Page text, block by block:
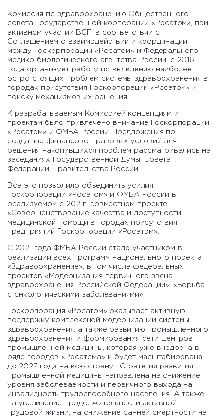
Комиссия по здравоохранению Общественного
совета Государственной корпорации «Росатом», при
активном участии ВСП, в соответствии с
Соглашением о взаимодействии и координации
между Госкорпорации «Росатом» и Федерального
медико-биологического агентства России, с 2016
года организует работу по выявлению наиболее
остро стоящих проблем системы здравоохранения в
городах присутствия Госкорпорации «Росатом» и
поиску механизмов их решения.
К разрабатываемым Комиссией концепциям и
проектам было привлечено внимание Госкорпорации
«Росатом» и ФМБА России. Предложения по
созданию финансово-правовых условий для
решения накопившихся проблем рассматривались на
заседаниях Государственной Думы, Совета
Федерации, Правительства России.
Все это позволило объединить усилия
Госкорпорации «Росатом» и ФМБА России в
реализуемом с 2021г. совместном проекте
«Совершенствование качества и доступности
медицинской помощи в городах присутствия
предприятий Госкорпорации «Росатом».
С 2021 года ФМБА России стало участником в
реализации всех программ национального проекта
«Здравоохранение», в том числе федеральных
проектов «Модернизация первичного звена
здравоохранения Российской Федерации», «Борьба
с онкологическими заболеваниями».
Госкорпорация «Росатом» оказывает активную
поддержку комплексной модернизации системы
здравоохранения, а также развитию промышленного
здравоохранения и формирования сети Центров
промышленной медицины, которая уже внедрена в
ряде городов «Росатома» и будет масштабирована
до 2027 года на всю страну. Стратегия развития
промышленной медицины направлена на снижение
уровня заболеваемости и первичного выхода на
инвалидность трудоспособного населения. А также
на увеличение продолжительности активной
трудовой жизни, на снижение ранней смертности на